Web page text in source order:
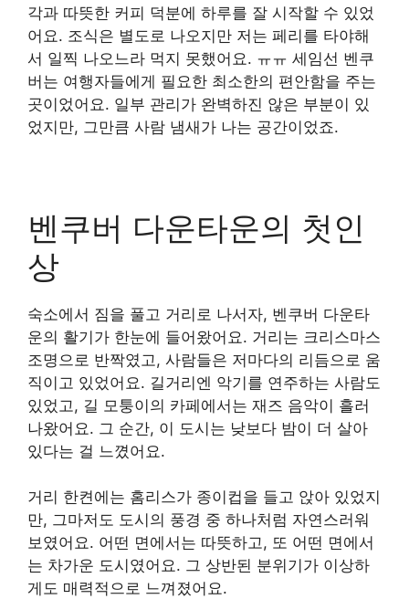
각과 따뜻한 커피 덕분에 하루를 잘 시작할 수 있었
어요. 조식은 별도로 나오지만 저는 페리를 타야해
서 일찍 나오느라 먹지 못했어요. ㅠㅠ 세임선 벤쿠
버는 여행자들에게 필요한 최소한의 편안함을 주는
곳이었어요. 일부 관리가 완벽하진 않은 부분이 있
었지만, 그만큼 사람 냄새가 나는 공간이었죠.
벤쿠버 다운타운의 첫인
상
숙소에서 짐을 풀고 거리로 나서자, 벤쿠버 다운타
운의 활기가 한눈에 들어왔어요. 거리는 크리스마스
조명으로 반짝였고, 사람들은 저마다의 리듬으로 움
직이고 있었어요. 길거리엔 악기를 연주하는 사람도
있었고, 길 모퉁이의 카페에서는 재즈 음악이 흘러
나왔어요. 그 순간, 이 도시는 낮보다 밤이 더 살아
있다는 걸 느꼈어요.
거리 한켠에는 홈리스가 종이컵을 들고 앉아 있었지
만, 그마저도 도시의 풍경 중 하나처럼 자연스러워
보였어요. 어떤 면에서는 따뜻하고, 또 어떤 면에서
는 차가운 도시였어요. 그 상반된 분위기가 이상하
게도 매력적으로 느껴졌어요.